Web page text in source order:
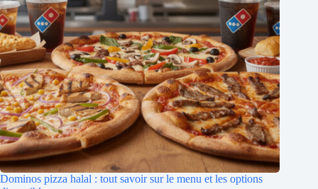
Dominos pizza halal : tout savoir sur le menu et les options